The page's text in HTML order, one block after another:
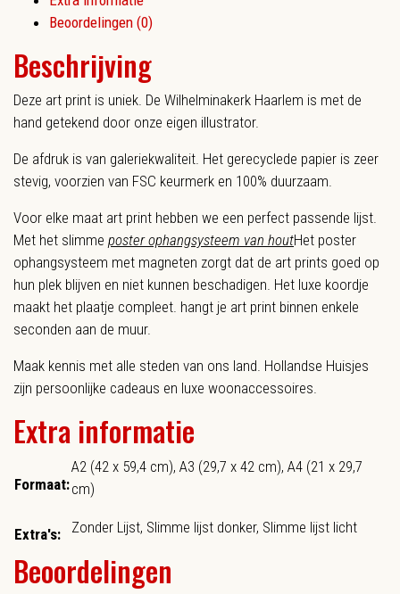
Beoordelingen (0)
Beschrijving
Deze art print is uniek. De Wilhelminakerk Haarlem is met de
hand getekend door onze eigen illustrator.
De afdruk is van galeriekwaliteit. Het gerecyclede papier is zeer
stevig, voorzien van FSC keurmerk en 100% duurzaam.
Voor elke maat art print hebben we een perfect passende lijst.
Met het slimme poster ophangsysteem van houtHet poster
ophangsysteem met magneten zorgt dat de art prints goed op
hun plek blijven en niet kunnen beschadigen. Het luxe koordje
maakt het plaatje compleet. hangt je art print binnen enkele
seconden aan de muur.
Maak kennis met alle steden van ons land. Hollandse Huisjes
zijn persoonlijke cadeaus en luxe woonaccessoires.
Extra informatie
Formaat:
A2 (42 x 59,4 cm), A3 (29,7 x 42 cm), A4 (21 x 29,7
cm)
Extra's: Zonder Lijst, Slimme lijst donker, Slimme lijst licht
Beoordelingen